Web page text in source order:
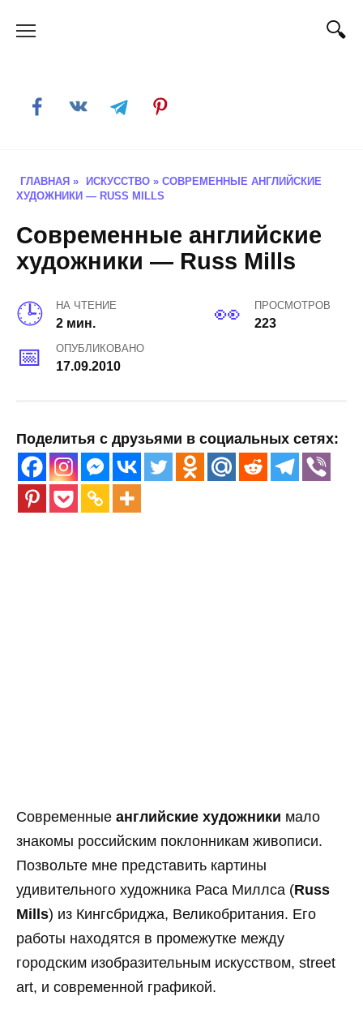
ГЛАВНАЯ » ИСКУССТВО » СОВРЕМЕННЫЕ АНГЛИЙСКИЕ
ХУДОЖНИКИ — RUSS MILLS
Современные английские
художники — Russ Mills
НА ЧТЕНИЕ
2 мин.
ПРОСМОТРОВ
223
ОПУБЛИКОВАНО
17.09.2010
Поделитья с друзьями в социальных сетях:
Современные английские художники мало
знакомы российским поклонникам живописи.
Позвольте мне представить картины
удивительного художника Раса Миллса (Russ
Mills) из Кингсбриджа, Великобритания. Его
работы находятся в промежутке между
городским изобразительным искусством, street
art, и современной графикой.